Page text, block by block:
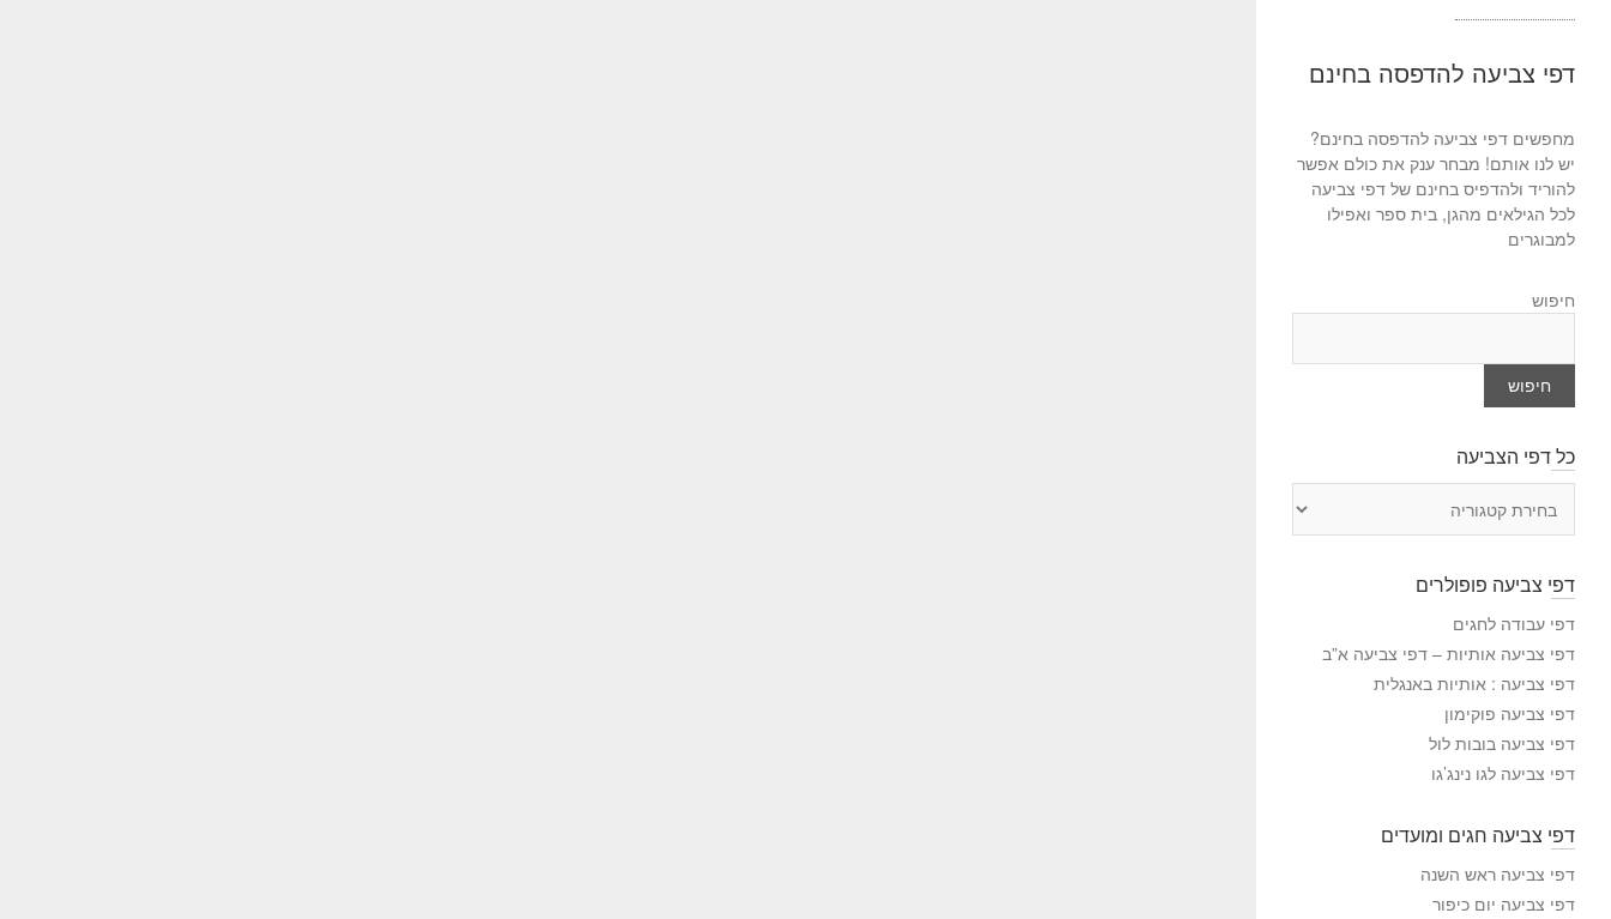
דפי צביעה להדפסה בחינם
מחפשים דפי צביעה להדפסה בחינם?
יש לנו אותם! מבחר ענק את כולם אפשר
להוריד ולהדפיס בחינם של דפי צביעה
לכל הגילאים מהגן, בית ספר ואפילו
למבוגרים
חיפוש
חיפוש
כל דפי הצביעה
י
ה
צ
י
ע
ה
דפי צביעה פופולרים
דפי עבודה לחגים
דפי צביעה אותיות – דפי צביעה א”ב
דפי צביעה : אותיות באנגלית
דפי צביעה פוקימון
דפי צביעה בובות לול
דפי צביעה לגו נינג’גו
דפי צביעה חגים ומועדים
דפי צביעה ראש השנה
דפי צביעה יום כיפור